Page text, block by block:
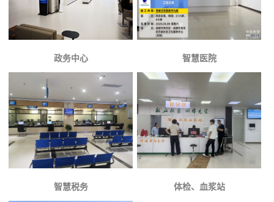
政务中心 智慧医院
智慧税务 体检、血浆站